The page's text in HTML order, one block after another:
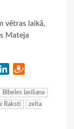
vētras laikā,
Mateja
LinkedIn
Bībeles lasīšana
Raksti
zelta